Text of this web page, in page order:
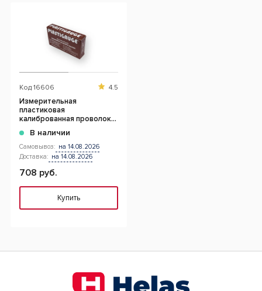
Код 16606 4.5
Измерительная
пластиковая
калиброванная проволока
В наличии
Самовывоз: на 14.08.2026
Доставка: на 14.08.2026
708 руб.
Купить